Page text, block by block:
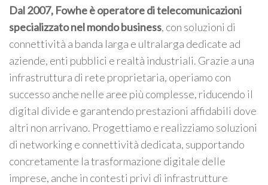
Dal 2007, Fowhe è operatore di telecomunicazioni
specializzato nel mondo business, con soluzioni di
connettività a banda larga e ultralarga dedicate ad
aziende, enti pubblici e realtà industriali. Grazie a una
infrastruttura di rete proprietaria, operiamo con
successo anche nelle aree più complesse, riducendo il
digital divide e garantendo prestazioni affidabili dove
altri non arrivano. Progettiamo e realizziamo soluzioni
di networking e connettività dedicata, supportando
concretamente la trasformazione digitale delle
imprese, anche in contesti privi di infrastrutture